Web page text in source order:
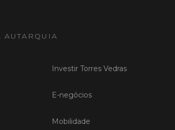
AUTARQUIA
Investir Torres Vedras
E-negócios
Mobilidade